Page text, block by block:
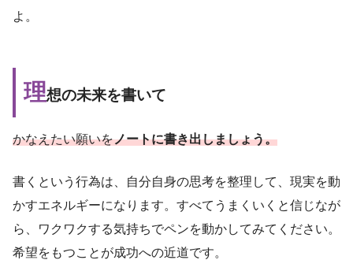
よ。
理想の未来を書いて
かなえたい願いをノートに書き出しましょう。
書くという行為は、自分自身の思考を整理して、現実を動
かすエネルギーになります。すべてうまくいくと信じなが
ら、ワクワクする気持ちでペンを動かしてみてください。
希望をもつことが成功への近道です。